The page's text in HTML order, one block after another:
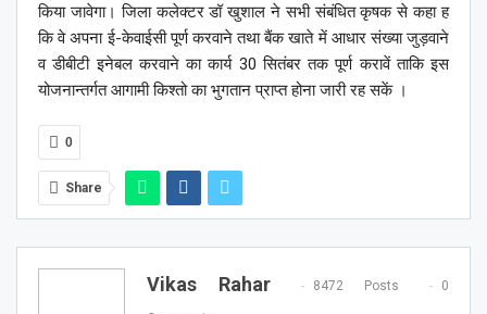
किया जावेगा। जिला कलेक्टर डॉ खुशाल ने सभी संबंधित कृषक से कहा ह
कि वे अपना ई-केवाईसी पूर्ण करवाने तथा बैंक खाते में आधार संख्या जुड़वाने
व डीबीटी इनेबल करवाने का कार्य 30 सितंबर तक पूर्ण करावें ताकि इस
योजनान्तर्गत आगामी किश्तो का भुगतान प्राप्त होना जारी रह सकें ।
0
Share
Vikas Rahar 8472 Posts 0